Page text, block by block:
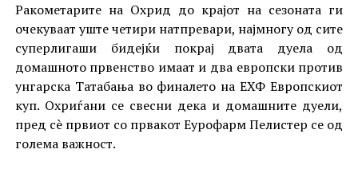
Ракометарите на Охрид до крајот на сезоната ги
очекуваат уште четири натпревари, најмногу од сите
суперлигаши бидејќи покрај двата дуела од
домашното првенство имаат и два европски против
унгарска Татабања во финалето на ЕХФ Европскиот
куп. Охриѓани се свесни дека и домашните дуели,
пред сè првиот со првакот Еурофарм Пелистер се од
голема важност.